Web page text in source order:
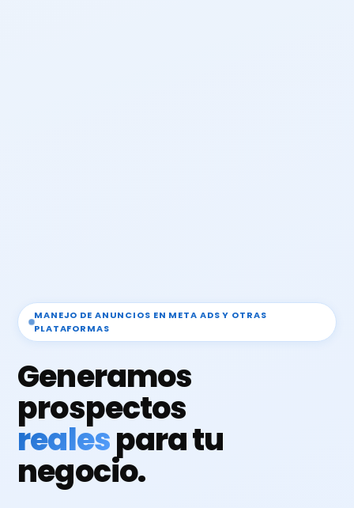
MANEJO DE ANUNCIOS EN META ADS Y OTRAS
PLATAFORMAS
Generamos
prospectos
realespara tu
negocio.